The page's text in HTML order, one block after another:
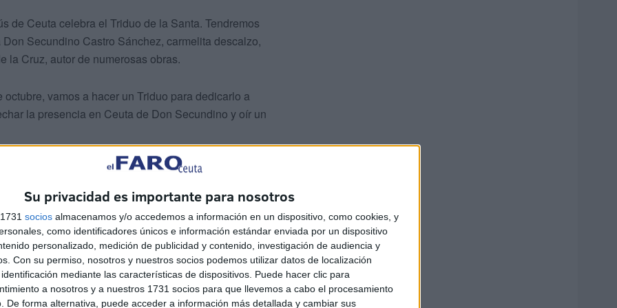
Su privacidad es importante para nosotros
socios almacenamos y/o accedemos a información en un dispositivo, como cookies, y
como identificadores únicos e información estándar enviada por un dispositivo
personalizado, medición de publicidad y contenido, investigación de audiencia y
Con su permiso, nosotros y nuestros socios podemos utilizar datos de localización
mediante las características de dispositivos. Puede hacer clic para
a nosotros y a nuestros 1731 socios para que llevemos a cabo el procesamiento
De forma alternativa, puede acceder a información más detallada y cambiar sus
de Ceuta celebra el Triduo de la Santa. Tendremos
Secundino Castro Sánchez, carmelita descalzo,
la Cruz, autor de numerosas obras.
vamos a hacer un Triduo para dedicarlo a
la presencia en Ceuta de Don Secundino y oír un
la parroquia?
alegría. Y más este año, por la importancia de poder